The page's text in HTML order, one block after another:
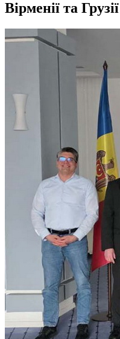
Вірменії та Грузії